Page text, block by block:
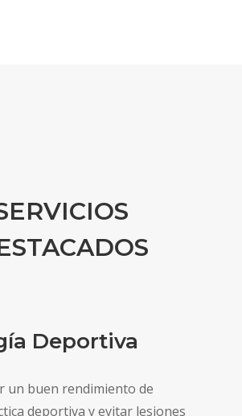
Deportiva
un buen rendimiento de
deportiva y evitar lesiones